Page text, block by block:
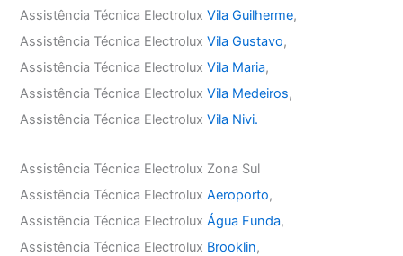
Assistência Técnica ElectroluxVila Guilherme,
Assistência Técnica ElectroluxVila Gustavo,
Assistência Técnica ElectroluxVila Maria,
Assistência Técnica ElectroluxVila Medeiros,
Assistência Técnica ElectroluxVila Nivi.
Assistência Técnica Electrolux Zona Sul
Assistência Técnica ElectroluxAeroporto,
Assistência Técnica ElectroluxÁgua Funda,
Assistência Técnica Electrolux Brooklin,